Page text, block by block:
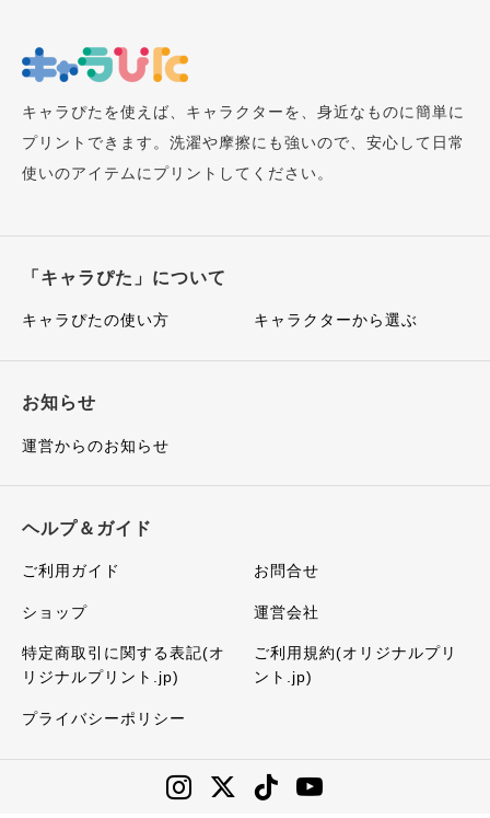
キャラぴたを使えば、キャラクターを、身近なものに簡単に
プリントできます。洗濯や摩擦にも強いので、安心して日常
使いのアイテムにプリントしてください。
「キャラぴた」について
キャラぴたの使い方 キャラクターから選ぶ
お知らせ
運営からのお知らせ
ヘルプ＆ガイド
ご利用ガイド お問合せ
ショップ 運営会社
特定商取引に関する表記(オ
リジナルプリント.jp)
ご利用規約(オリジナルプリ
ント.jp)
プライバシーポリシー